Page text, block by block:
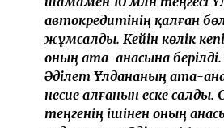
– Әділеттің отбасы мен
арасындағы қаржыға қатысты
марқұмның зейнетақы жинағын
болғаннан кейін берілген 20 млн
қалған деген ақпарат тарады.
Бұл мәселеге сұхбат кезінде